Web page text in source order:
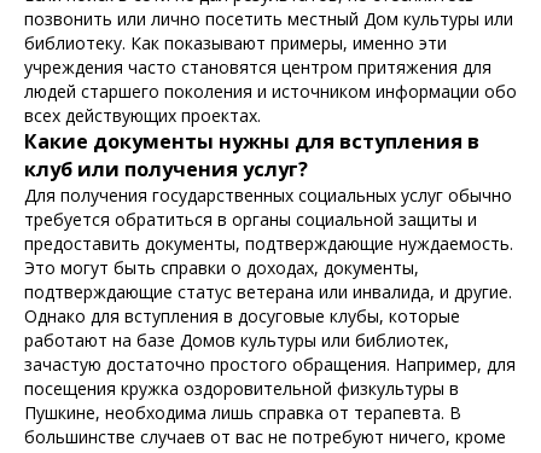
позвонить или лично посетить местный Дом культуры или
библиотеку. Как показывают примеры, именно эти
учреждения часто становятся центром притяжения для
людей старшего поколения и источником информации обо
всех действующих проектах.
Какие документы нужны для вступления в
клуб или получения услуг?
Для получения государственных социальных услуг обычно
требуется обратиться в органы социальной защиты и
предоставить документы, подтверждающие нуждаемость.
Это могут быть справки о доходах, документы,
подтверждающие статус ветерана или инвалида, и другие.
Однако для вступления в досуговые клубы, которые
работают на базе Домов культуры или библиотек,
зачастую достаточно простого обращения. Например, для
посещения кружка оздоровительной физкультуры в
Пушкине, необходима лишь справка от терапевта. В
большинстве случаев от вас не потребуют ничего, кроме